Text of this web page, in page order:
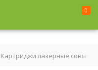
0
Картриджи лазерные